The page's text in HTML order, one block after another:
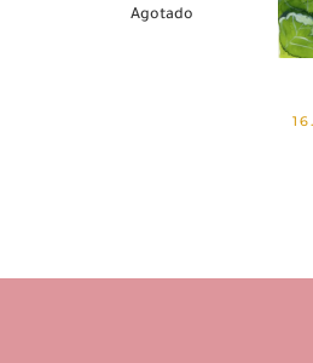
Agotado